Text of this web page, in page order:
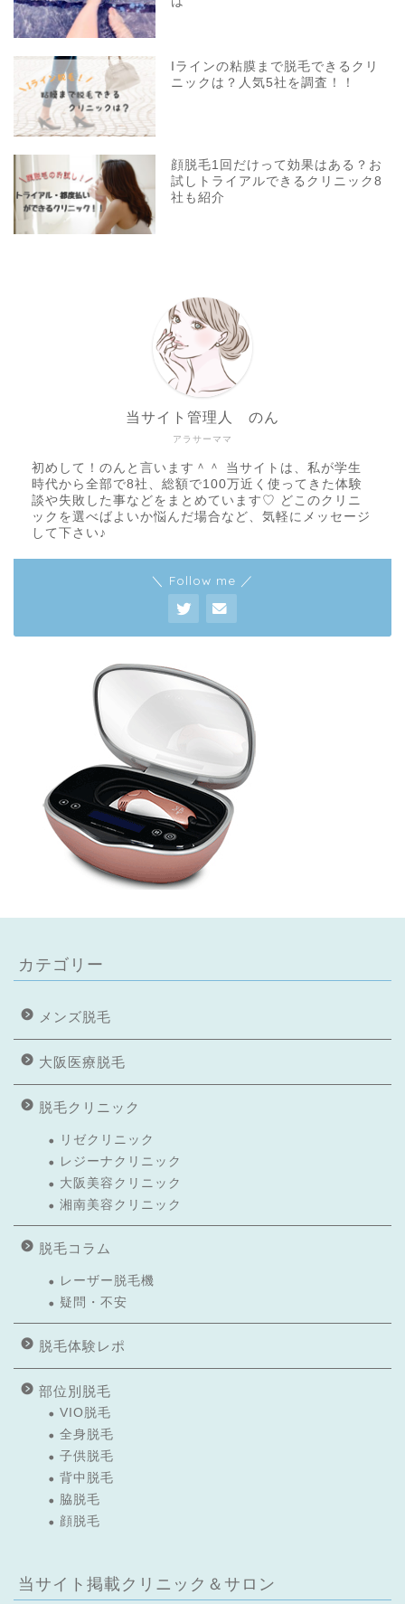
Iラインの粘膜まで脱毛できるクリ
ニックは？人気5社を調査！！
顔脱毛1回だけって効果はある？お
試しトライアルできるクリニック8
社も紹介
アラサーママ
当サイト管理人 のん
初めして！のんと言います＾＾ 当サイトは、私が学生
時代から全部で8社、総額で100万近く使ってきた体験
談や失敗した事などをまとめています♡ どこのクリニ
ックを選べばよいか悩んだ場合など、気軽にメッセージ
して下さい♪
＼ Follow me ／
カテゴリー
メンズ脱毛
大阪医療脱毛
脱毛クリニック
リゼクリニック
レジーナクリニック
大阪美容クリニック
湘南美容クリニック
脱毛コラム
レーザー脱毛機
疑問・不安
脱毛体験レポ
部位別脱毛
VIO脱毛
全身脱毛
子供脱毛
背中脱毛
脇脱毛
顔脱毛
当サイト掲載クリニック＆サロン